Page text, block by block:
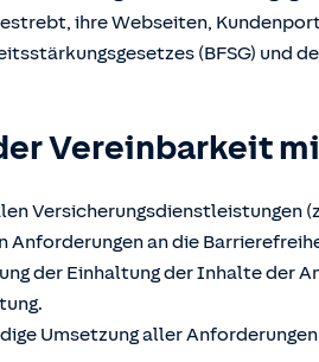
ihre Webseiten,
(BFSG) und
Vereinbarkeit
Versicherungsdienstleistungen
Anforderungen an die
der Einhaltung der Inhalte der
Umsetzung aller